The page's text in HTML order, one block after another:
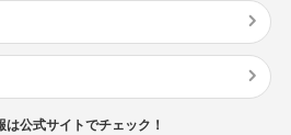
は公式サイトでチェック！